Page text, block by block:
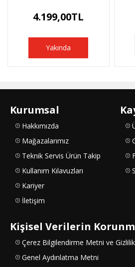
4.199,00TL
Yakında
Kurumsal
Hakkımızda
Mağazalarımız
Teknik Servis Ürün Takip
Kullanım Kılavuzları
Kariyer
İletişim
Kişisel Verilerin
Çerez Bilgilendirme Metni ve Gizlilik
Genel Aydınlatma Metni